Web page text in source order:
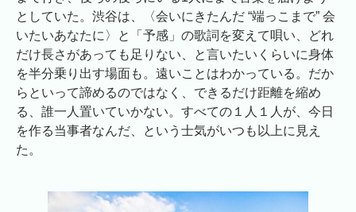
としていた。渋谷は、〈会いにきたんだ “端っこまで” 会
いたいあなたに〉と「予感」の歌詞を変えて唄い、どれ
だけ長さがあっても足りない、と言いたいくらいに身体
を半分乗り出す場面も。遠いことはわかっている。だか
らといって諦めるのではなく、できるだけ距離を縮め
る、誰一人置いていかない。すべての１人１人が、今日
を作る当事者なんだ、という士気がいつも以上に見え
た。